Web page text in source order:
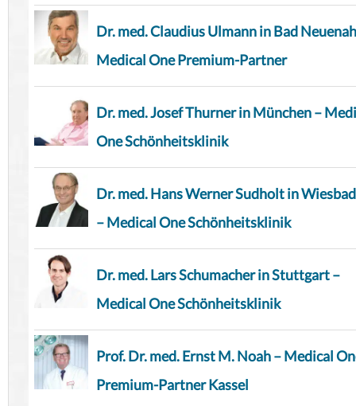
Dr. med. Claudius Ulmann in Bad
Medical One Premium-Partner
Dr. med. Josef Thurner in München –
One Schönheitsklinik
Dr. med. Hans Werner Sudholt in
– Medical One Schönheitsklinik
Dr. med. Lars Schumacher in Stuttgart –
Medical One Schönheitsklinik
Prof. Dr. med. Ernst M. Noah – Medical
Premium-Partner Kassel